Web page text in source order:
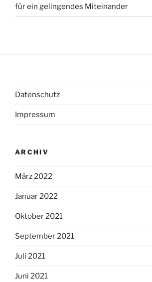
für ein gelingendes Miteinander
Datenschutz
Impressum
ARCHIV
März 2022
Januar 2022
Oktober 2021
September 2021
Juli 2021
Juni 2021